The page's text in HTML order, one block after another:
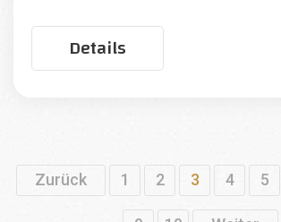
Details
Zurück 1 2 3 4 5